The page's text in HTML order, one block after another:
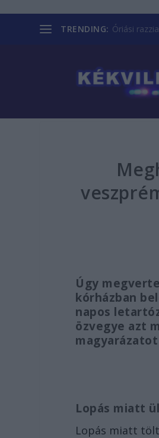
TRENDING: Óriási
Úgy
kórházban
napos
özvegye azt
Lopás miatt
Lopás miatt